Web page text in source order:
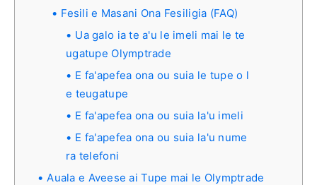
Fesili e Masani Ona Fesiligia (FAQ)
Ua galo ia te a'u le imeli mai le te
ugatupe Olymptrade
E fa'apefea ona ou suia le tupe o l
e teugatupe
E fa'apefea ona ou suia la'u imeli
E fa'apefea ona ou suia la'u nume
ra telefoni
Auala e Aveese ai Tupe mai le Olymptrade